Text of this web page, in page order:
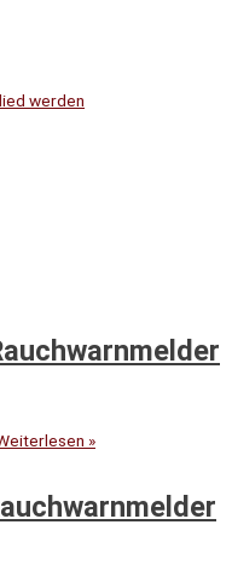
werden
»